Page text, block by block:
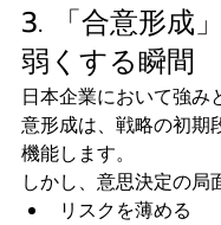
3. 「合意形成
弱くする瞬間
日本企業において強み
意形成は、戦略の初期
機能します。
しかし、意思決定の局
リスクを薄める